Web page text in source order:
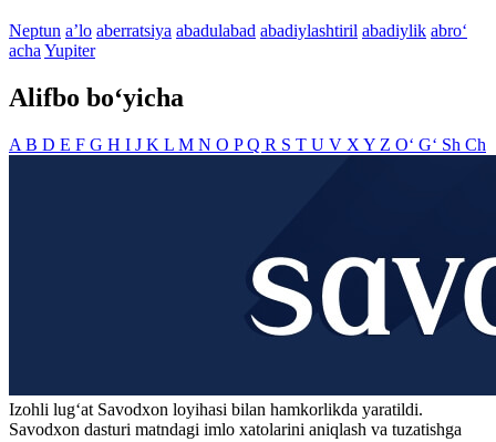
Neptun aʼlo aberratsiya abadulabad abadiylashtiril abadiylik abro‘
acha Yupiter
Alifbo bo‘yicha
A B D E F G H I J K L M N O PQ R S T U V X Y Z O‘ G‘ Sh Ch
Izohli lugʻat Savodxon loyihasi bilan hamkorlikda yaratildi.
Savodxon dasturi matndagi imlo xatolarini aniqlash va tuzatishga